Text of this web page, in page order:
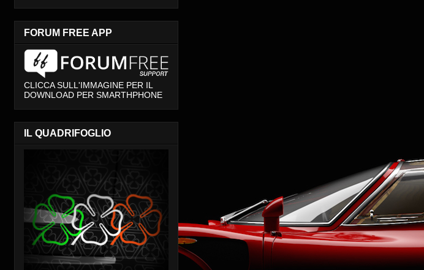
FORUM FREE APP
CLICCA SULL'IMMAGINE PER IL
DOWNLOAD PER SMARTHPHONE
IL QUADRIFOGLIO